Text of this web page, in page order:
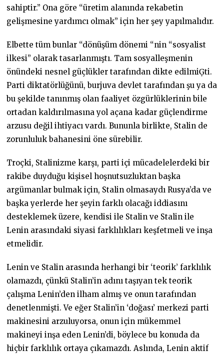
sahiptir.” Ona göre “üretim alanında rekabetin
gelişmesine yardımcı olmak” için her şey yapılmalıdır.
Elbette tüm bunlar “dönüşüm dönemi “nin “sosyalist
ilkesi” olarak tasarlanmıştı. Tam sosyalleşmenin
önündeki nesnel güçlükler tarafından dikte edilmiĢti.
Parti diktatörlüğünü, burjuva devlet tarafından şu ya da
bu şekilde tanınmış olan faaliyet özgürlüklerinin bile
ortadan kaldırılmasına yol açana kadar güçlendirme
arzusu değil ihtiyacı vardı. Bununla birlikte, Stalin de
zorunluluk bahanesini öne sürebilir.
Troçki, Stalinizme karşı, parti içi mücadelelerdeki bir
rakibe duyduğu kişisel hoşnutsuzluktan başka
argümanlar bulmak için, Stalin olmasaydı Rusya’da ve
başka yerlerde her şeyin farklı olacağı iddiasını
desteklemek üzere, kendisi ile Stalin ve Stalin ile
Lenin arasındaki siyasi farklılıkları keşfetmeli ve inşa
etmelidir.
Lenin ve Stalin arasında herhangi bir ‘teorik’ farklılık
olamazdı, çünkü Stalin’in adını taşıyan tek teorik
çalışma Lenin’den ilham almış ve onun tarafından
denetlenmişti. Ve eğer Stalin’in ‘doğası’ merkezi parti
makinesini arzuluyorsa, onun için mükemmel
makineyi inşa eden Lenin’di, böylece bu konuda da
hiçbir farklılık ortaya çıkamazdı. Aslında, Lenin aktif